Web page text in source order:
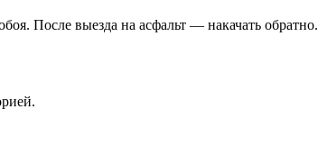
После выезда на асфальт — накачать обратно.